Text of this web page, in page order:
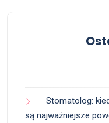
Stomatolog:
są najważniejsze